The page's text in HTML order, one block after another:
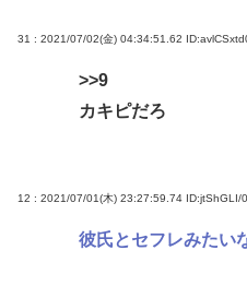
31 : 2021/07/02(金) 04:34:51.62
>>9
カキピだろ
12 : 2021/07/01(木) 23:27:59.74 ID:jtShGLI/0
彼氏とセフレみたい